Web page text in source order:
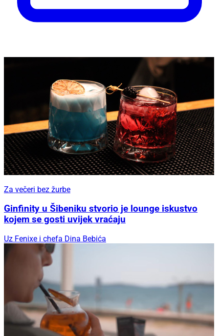
Za večeri bez žurbe
Ginfinity u Šibeniku stvorio je lounge iskustvo
kojem se gosti uvijek vraćaju
Uz Fenixe i chefa Dina Bebića